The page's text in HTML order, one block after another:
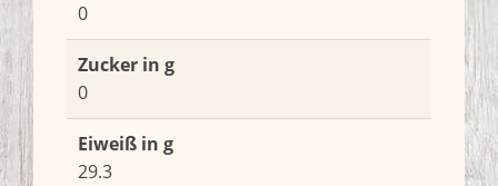
0
Zucker in g
0
Eiweiß in g
29.3